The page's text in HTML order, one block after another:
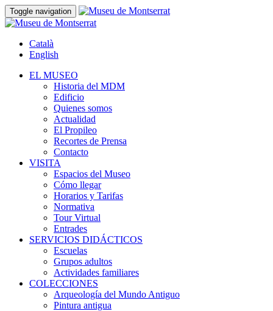
Toggle navigation
Català
English
EL MUSEO
Historia del MDM
Edificio
Quienes somos
Actualidad
El Propileo
Recortes de Prensa
Contacto
VISITA
Espacios del Museo
Cómo llegar
Horarios y Tarifas
Normativa
Tour Virtual
Entrades
SERVICIOS DIDÁCTICOS
Escuelas
Grupos adultos
Actividades familiares
COLECCIONES
Arqueología del Mundo Antiguo
Pintura antigua